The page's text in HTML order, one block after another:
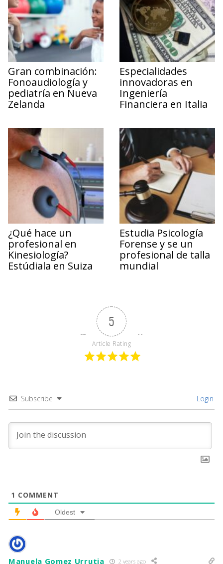
Gran combinación:
Fonoaudiología y
pediatría en Nueva
Zelanda
Especialidades
innovadoras en
Ingeniería
Financiera en Italia
¿Qué hace un
profesional en
Kinesiología?
Estúdiala en Suiza
Estudia Psicología
Forense y se un
profesional de talla
mundial
5
Article Rating
Subscribe Login
1 COMMENT
Oldest
Manuela Gomez Urrutia 2 years ago